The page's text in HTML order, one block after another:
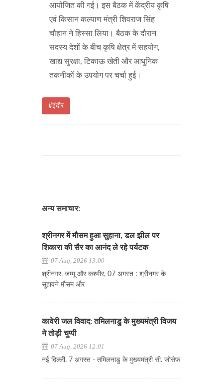
आयोजित की गई। इस बैठक में केंद्रीय कृषि
एवं किसान कल्याण मंत्री शिवराज सिंह
चौहान ने हिस्सा लिया। बैठक के दौरान
सदस्य देशों के बीच कृषि क्षेत्र में सहयोग,
खाद्य सुरक्षा, टिकाऊ खेती और आधुनिक
तकनीकों के उपयोग पर चर्चा हुई।
#इंदौर
अन्य समाचार:
श्रीनगर में मौसम हुआ सुहाना, डल झील पर
शिकारा की सैर का आनंद ले रहे पर्यटक
07 Aug, 2026 13:00
श्रीनगर, जम्मू और कश्मीर, 07 अगस्त : श्रीनगर के
सुहावने मौसम और
कावेरी जल विवाद: तमिलनाडु के मुख्यमंत्री विजय
ने तोड़ी चुप्पी
07 Aug, 2026 12:01
नई दिल्ली, 7 अगस्त - तमिलनाडु के मुख्यमंत्री सी. जोसेफ